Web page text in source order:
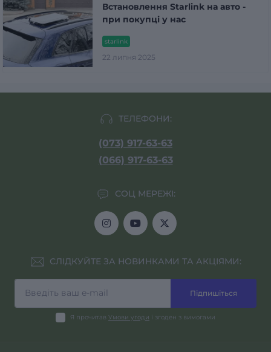
starlink
22 липня 2025
Встановлення Starlink на авто -
при покупці у нас
ТЕЛЕФОНИ:
(073) 917-63-63
(066) 917-63-63
СОЦ МЕРЕЖІ:
СЛІДКУЙТЕ ЗА НОВИНКАМИ ТА АКЦІЯМИ:
Підпишіться
Я прочитав Умови угоди і згоден з вимогами